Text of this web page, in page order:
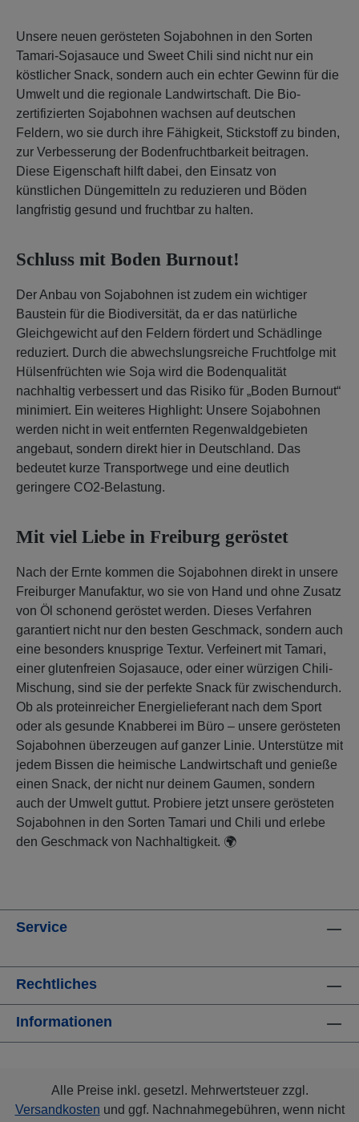
Unsere neuen gerösteten Sojabohnen in den Sorten
Tamari-Sojasauce und Sweet Chili sind nicht nur ein
köstlicher Snack, sondern auch ein echter Gewinn für die
Umwelt und die regionale Landwirtschaft. Die Bio-
zertifizierten Sojabohnen wachsen auf deutschen
Feldern, wo sie durch ihre Fähigkeit, Stickstoff zu binden,
zur Verbesserung der Bodenfruchtbarkeit beitragen.
Diese Eigenschaft hilft dabei, den Einsatz von
künstlichen Düngemitteln zu reduzieren und Böden
langfristig gesund und fruchtbar zu halten.
Schluss mit Boden Burnout!
Der Anbau von Sojabohnen ist zudem ein wichtiger
Baustein für die Biodiversität, da er das natürliche
Gleichgewicht auf den Feldern fördert und Schädlinge
reduziert. Durch die abwechslungsreiche Fruchtfolge mit
Hülsenfrüchten wie Soja wird die Bodenqualität
nachhaltig verbessert und das Risiko für „Boden Burnout“
minimiert. Ein weiteres Highlight: Unsere Sojabohnen
werden nicht in weit entfernten Regenwaldgebieten
angebaut, sondern direkt hier in Deutschland. Das
bedeutet kurze Transportwege und eine deutlich
geringere CO2-Belastung.
Mit viel Liebe in Freiburg geröstet
Nach der Ernte kommen die Sojabohnen direkt in unsere
Freiburger Manufaktur, wo sie von Hand und ohne Zusatz
von Öl schonend geröstet werden. Dieses Verfahren
garantiert nicht nur den besten Geschmack, sondern auch
eine besonders knusprige Textur. Verfeinert mit Tamari,
einer glutenfreien Sojasauce, oder einer würzigen Chili-
Mischung, sind sie der perfekte Snack für zwischendurch.
Ob als proteinreicher Energielieferant nach dem Sport
oder als gesunde Knabberei im Büro – unsere gerösteten
Sojabohnen überzeugen auf ganzer Linie. Unterstütze mit
jedem Bissen die heimische Landwirtschaft und genieße
einen Snack, der nicht nur deinem Gaumen, sondern
auch der Umwelt guttut. Probiere jetzt unsere gerösteten
Sojabohnen in den Sorten Tamari und Chili und erlebe
den Geschmack von Nachhaltigkeit. 🌍
Service
Rechtliches
Informationen
Alle Preise inkl. gesetzl. Mehrwertsteuer zzgl.
Versandkosten und ggf. Nachnahmegebühren, wenn nicht